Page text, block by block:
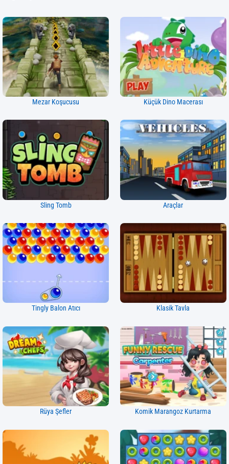
Mezar Koşucusu Küçük Dino Macerası
Sling Tomb Araçlar
Tingly Balon Atıcı Klasik Tavla
Rüya Şefler Komik Marangoz Kurtarma